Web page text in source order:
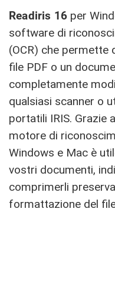
Readiris 16 per
software di
(OCR) che permette
file PDF o un
completamente
qualsiasi scanner o
portatili IRIS. Grazie
motore di
Windows e Mac è
vostri documenti,
comprimerli
formattazione del